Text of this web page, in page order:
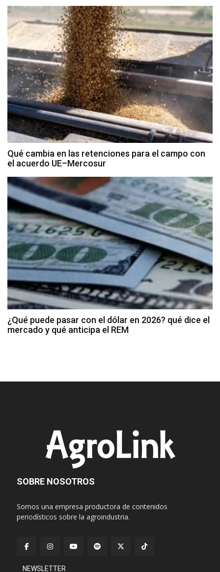
Qué cambia en las retenciones para el campo con
el acuerdo UE–Mercosur
¿Qué puede pasar con el dólar en 2026? qué dice el
mercado y qué anticipa el REM
SOBRE NOSOTROS
Somos una empresa productora de contenidos
periodísticos sobre la agroindustria.
NEWSLETTER